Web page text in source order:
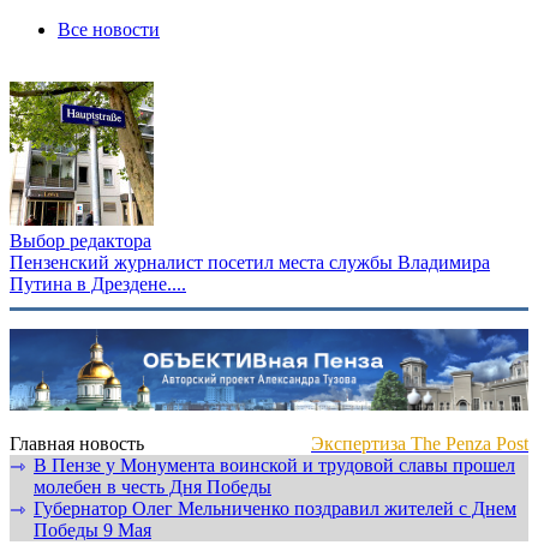
Все новости
Выбор редактора
Пензенский журналист посетил места службы Владимира
Путина в Дрездене....
Главная новость
Экспертиза The Penza Post
⇾ В Пензе у Монумента воинской и трудовой славы прошел
молебен в честь Дня Победы
⇾ Губернатор Олег Мельниченко поздравил жителей с Днем
Победы 9 Мая